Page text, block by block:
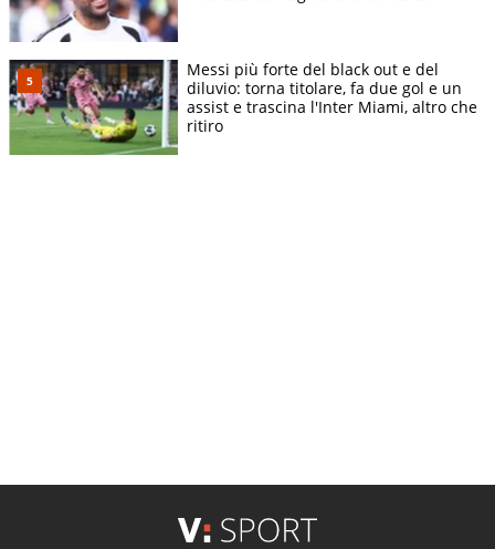
Messi più forte del black out e del
diluvio: torna titolare, fa due gol e un
assist e trascina l'Inter Miami, altro che
ritiro